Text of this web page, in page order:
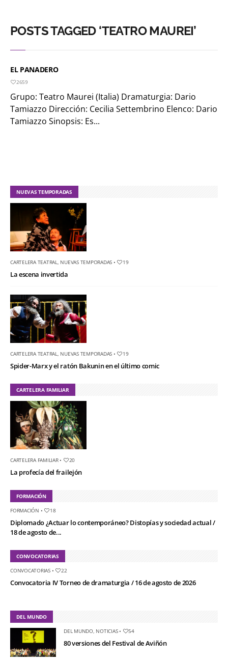
POSTS TAGGED ‘TEATRO MAUREI’
EL PANADERO
2659
Grupo: Teatro Maurei (Italia) Dramaturgia: Dario
Tamiazzo Dirección: Cecilia Settembrino Elenco: Dario
Tamiazzo Sinopsis: Es...
NUEVAS TEMPORADAS
CARTELERA TEATRAL NUEVAS TEMPORADAS • 19
La escena invertida
CARTELERA TEATRAL NUEVAS TEMPORADAS • 19
Spider-Marx y el ratón Bakunin en el último comic
CARTELERA FAMILIAR
CARTELERA FAMILIAR• 20
La profecía del frailejón
FORMACIÓN
FORMACIÓN • 18
Diplomado ¿Actuar lo contemporáneo? Distopías y sociedad actual /
18 de agosto de...
CONVOCATORIAS
CONVOCATORIAS• 22
Convocatoria IV Torneo de dramaturgia / 16 de agosto de 2026
DEL MUNDO
DEL MUNDO, NOTICIAS• 54
80 versiones del Festival de Aviñón